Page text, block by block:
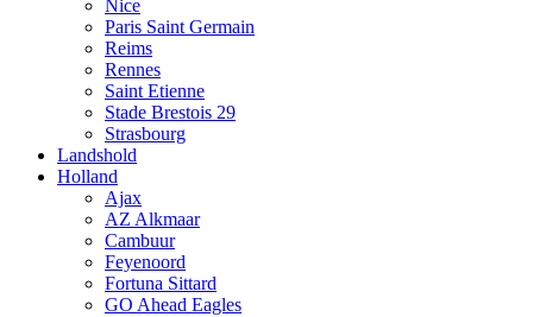
Nice
Paris Saint Germain
Reims
Rennes
Saint Etienne
Stade Brestois 29
Strasbourg
Landshold
Holland
Ajax
AZ Alkmaar
Cambuur
Feyenoord
Fortuna Sittard
GO Ahead Eagles